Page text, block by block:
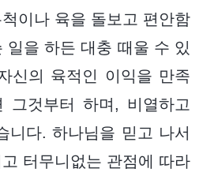
이나 육을 돌보고 편안함
일을 하든 대충 때울 수 있
신의 육적인 이익을 만족
그것부터 하며, 비열하고
니다. 하나님을 믿고 나서
터무니없는 관점에 따라